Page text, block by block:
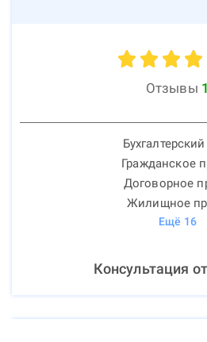
Отзывы 1
Гражданское
Договорное
Жилищное
Ещё 16
Консультация от